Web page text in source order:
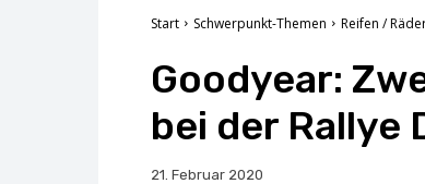
Start Schwerpunkt-Themen Reifen /
Goodyear:
bei der Rallye
21. Februar 2020